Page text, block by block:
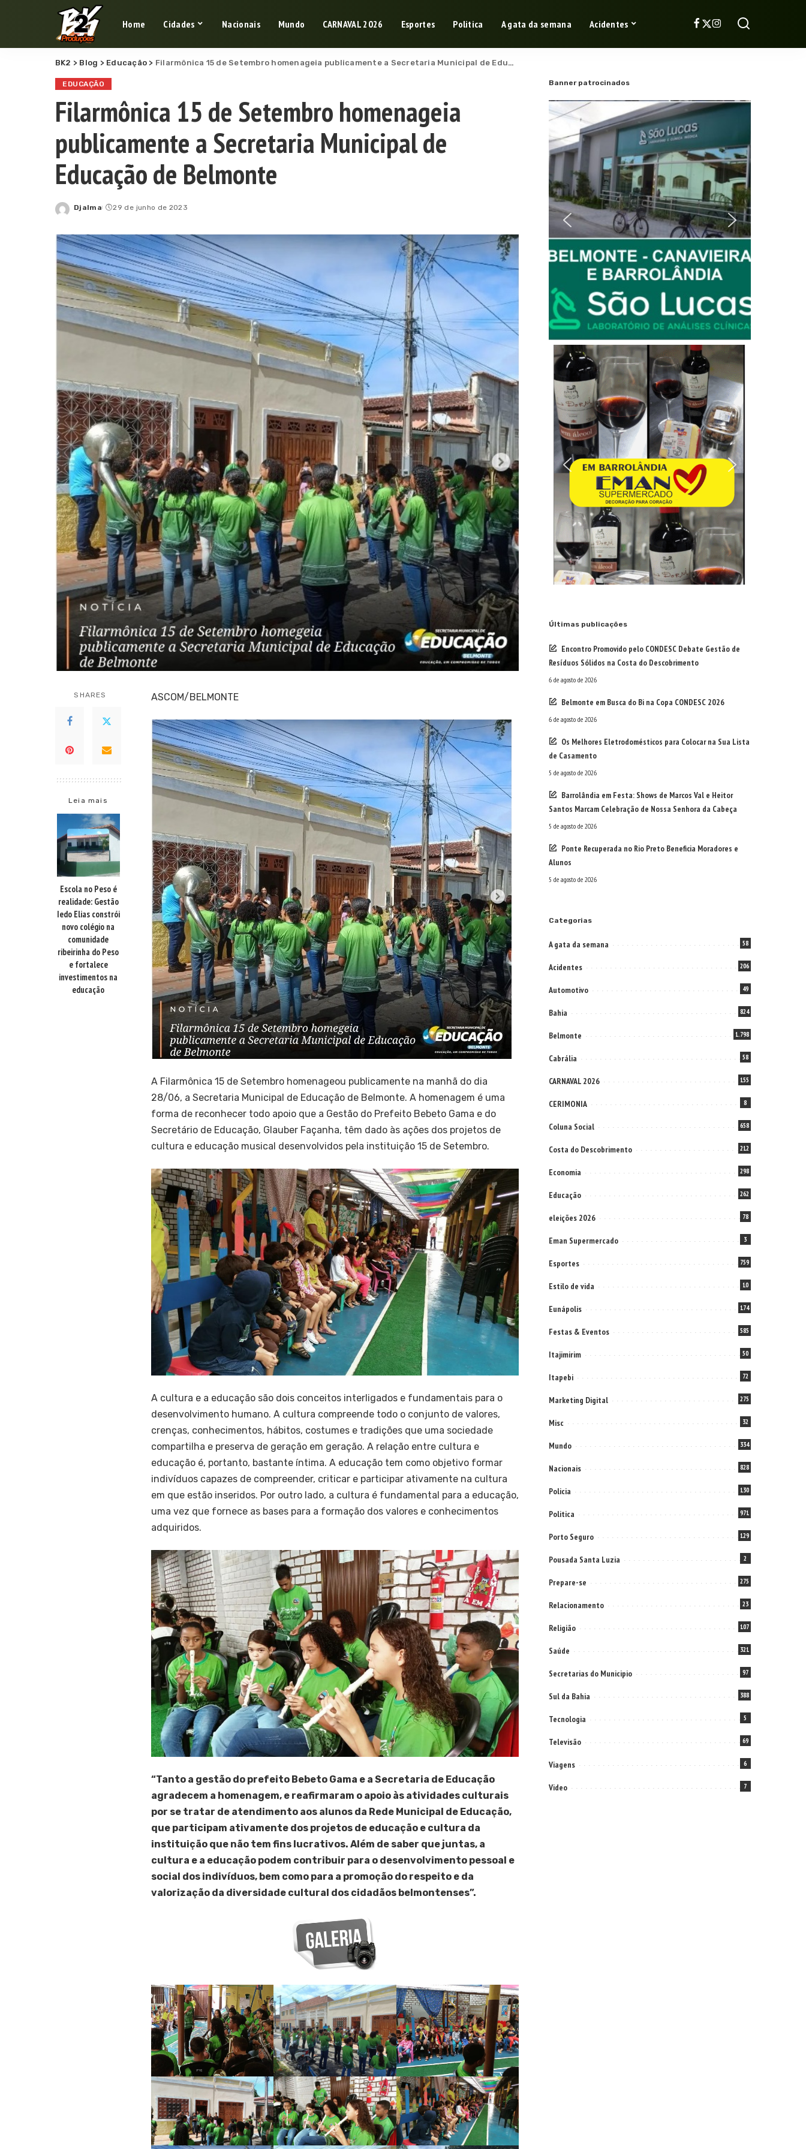
Home Cidades Nacionais Mundo CARNAVAL 2026 Esportes Politica A gata da semana Acidentes
BK2 > Blog > Educação > Filarmônica 15 de Setembro homenageia publicamente a Secretaria Municipal de Educação de Belmonte
EDUCAÇÃO
Filarmônica 15 de Setembro homenageia
publicamente a Secretaria Municipal de
Educação de Belmonte
Posted
Djalma 29 de junho de 2023
SHARES
Leia mais
Escola no Peso é
realidade: Gestão
Iedo Elias constrói
novo colégio na
comunidade
ribeirinha do Peso
e fortalece
investimentos na
educação
ASCOM/BELMONTE
A Filarmônica 15 de Setembro homenageou publicamente na manhã do dia
28/06, a Secretaria Municipal de Educação de Belmonte. A homenagem é uma
forma de reconhecer todo apoio que a Gestão do Prefeito Bebeto Gama e do
Secretário de Educação, Glauber Façanha, têm dado às ações dos projetos de
cultura e educação musical desenvolvidos pela instituição 15 de Setembro.
A cultura e a educação são dois conceitos interligados e fundamentais para o
desenvolvimento humano. A cultura compreende todo o conjunto de valores,
crenças, conhecimentos, hábitos, costumes e tradições que uma sociedade
compartilha e preserva de geração em geração. A relação entre cultura e
educação é, portanto, bastante íntima. A educação tem como objetivo formar
indivíduos capazes de compreender, criticar e participar ativamente na cultura
em que estão inseridos. Por outro lado, a cultura é fundamental para a educação,
uma vez que fornece as bases para a formação dos valores e conhecimentos
adquiridos.
“Tanto a gestão do prefeito Bebeto Gama e a Secretaria de Educação
agradecem a homenagem, e reafirmaram o apoio às atividades culturais
por se tratar de atendimento aos alunos da Rede Municipal de Educação,
que participam ativamente dos projetos de educação e cultura da
instituição que não tem fins lucrativos. Além de saber que juntas, a
cultura e a educação podem contribuir para o desenvolvimento pessoal e
social dos indivíduos, bem como para a promoção do respeito e da
valorização da diversidade cultural dos cidadãos belmontenses”.
Banner patrocinados
Últimas publicações
Encontro Promovido pelo CONDESC Debate Gestão de
Resíduos Sólidos na Costa do Descobrimento
6 de agosto de 2026
Belmonte em Busca do Bi na Copa CONDESC 2026
6 de agosto de 2026
Os Melhores Eletrodomésticos para Colocar na Sua Lista
de Casamento
5 de agosto de 2026
Barrolândia em Festa: Shows de Marcos Val e Heitor
Santos Marcam Celebração de Nossa Senhora da Cabeça
5 de agosto de 2026
Ponte Recuperada no Rio Preto Beneficia Moradores e
Alunos
5 de agosto de 2026
Categorias
A gata da semana 58
Acidentes 206
Automotivo 49
Bahia 824
Belmonte 1.798
Cabrália 58
CARNAVAL 2026 155
CERIMONIA 8
Coluna Social 658
Costa do Descobrimento 212
Economia 298
Educação 262
eleições 2026 78
Eman Supermercado 3
Esportes 759
Estilo de vida 10
Eunápolis 174
Festas & Eventos 585
Itajimirim 50
Itapebi 72
Marketing Digital 275
Misc 32
Mundo 334
Nacionais 828
Policia 130
Politica 971
Porto Seguro 129
Pousada Santa Luzia 2
Prepare-se 275
Relacionamento 23
Religião 107
Saúde 321
Secretarias do Municipio 97
Sul da Bahia 388
Tecnologia 5
Televisão 69
Viagens 6
Video 7